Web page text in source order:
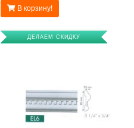
В корзину!
ДЕЛАЕМ СКИДКУ